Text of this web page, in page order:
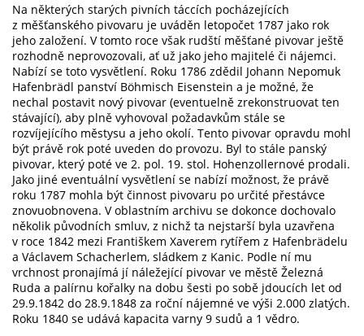
Na některých starých pivních táccích pocházejících
z měšťanského pivovaru je uváděn letopočet 1787 jako rok
jeho založení. V tomto roce však rudští měšťané pivovar ještě
rozhodně neprovozovali, ať už jako jeho majitelé či nájemci.
Nabízí se toto vysvětlení. Roku 1786 zdědil Johann Nepomuk
Hafenbrädl panství Böhmisch Eisenstein a je možné, že
nechal postavit nový pivovar (eventuelně zrekonstruovat ten
stávající), aby plně vyhovoval požadavkům stále se
rozvíjejícího městysu a jeho okolí. Tento pivovar opravdu mohl
být právě rok poté uveden do provozu. Byl to stále panský
pivovar, který poté ve 2. pol. 19. stol. Hohenzollernové prodali.
Jako jiné eventuální vysvětlení se nabízí možnost, že právě
roku 1787 mohla být činnost pivovaru po určité přestávce
znovuobnovena. V oblastním archivu se dokonce dochovalo
několik původních smluv, z nichž ta nejstarší byla uzavřena
v roce 1842 mezi Františkem Xaverem rytířem z Hafenbrädelu
a Václavem Schacherlem, sládkem z Kanic. Podle ní mu
vrchnost pronajímá jí náležející pivovar ve městě Železná
Ruda a palírnu kořalky na dobu šesti po sobě jdoucích let od
29.9.1842 do 28.9.1848 za roční nájemné ve výši 2.000 zlatých.
Roku 1840 se udává kapacita varny 9 sudů a 1 vědro.